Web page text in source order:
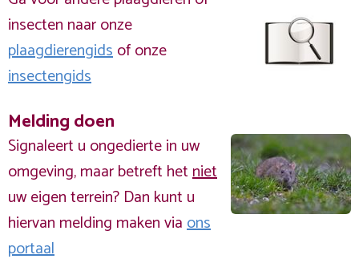
insecten naar onze
plaagdierengidsof onze
insectengids
Melding doen
Signaleert u ongedierte in uw
omgeving, maar betreft hetniet
uw eigen terrein? Dan kunt u
hiervan melding maken viaons
portaal